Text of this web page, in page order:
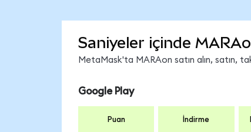
Saniyeler içinde
MetaMask'ta MARAon satın alın, satın,
Google Play
Puan İndirme